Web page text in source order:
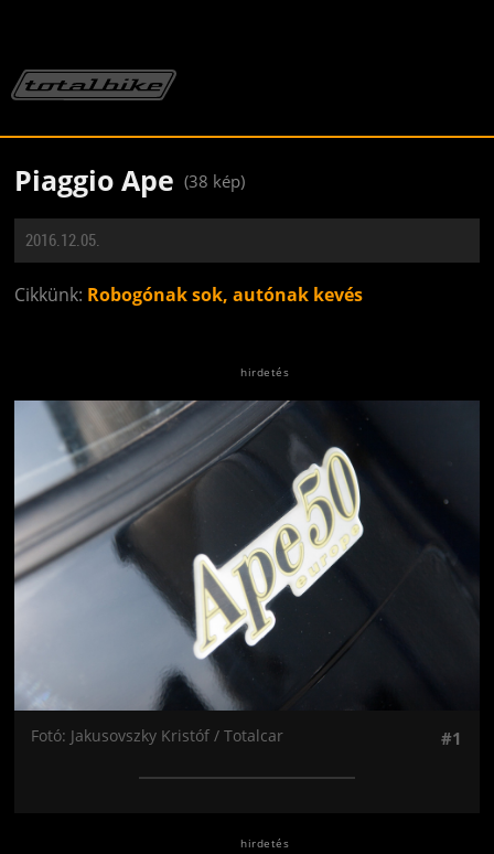
Piaggio Ape (38 kép)
2016.12.05.
Cikkünk: Robogónak sok, autónak kevés
Jön még kép!
Fotó: Jakusovszky Kristóf / Totalcar #1